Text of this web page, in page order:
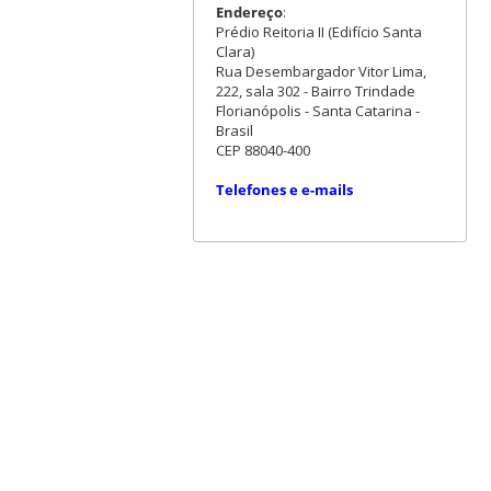
Endereço:
Prédio Reitoria II (Edifício Santa
Clara)
Rua Desembargador Vitor Lima,
222, sala 302 - Bairro Trindade
Florianópolis - Santa Catarina -
Brasil
CEP 88040-400
Telefones e e-mails